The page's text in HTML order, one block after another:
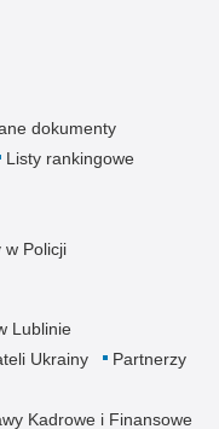
dokumenty
Listy rankingowe
w Policji
Lublinie
Ukrainy
Partnerzy
Kadrowe i Finansowe